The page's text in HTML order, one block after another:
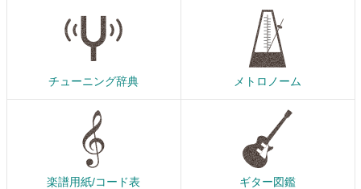
チューニング辞典 メトロノーム
楽譜用紙/コード表 ギター図鑑